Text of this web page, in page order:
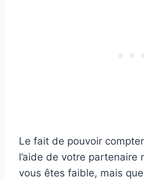
Le fait de pouvoir
l’aide de votre partenaire
vous êtes faible, mais